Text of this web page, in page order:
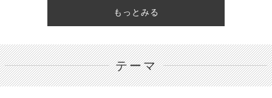
もっとみる
テーマ